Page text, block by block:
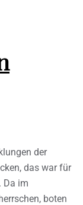
der
das war für
Da im
boten